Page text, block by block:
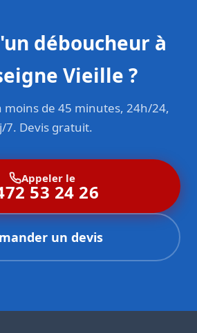
déboucheur à
Vieille ?
de 45 minutes, 24h/24,
7. Devis gratuit.
Appeler le
53 24 26
un devis